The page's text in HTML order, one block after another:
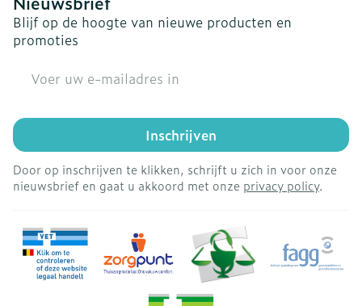
Blijf op de hoogte van nieuwe producten en
promoties
Inschrijven
Door op inschrijven te klikken, schrijft u zich in voor onze
nieuwsbrief en gaat u akkoord met onze privacy policy.